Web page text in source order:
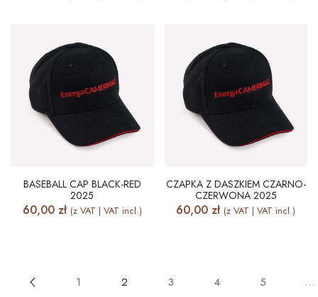
BASEBALL CAP BLACK-RED
2025
60,00 zł (z VAT | VAT incl.)
CZAPKA Z DASZKIEM CZARNO-
CZERWONA 2025
60,00zł (z VAT | VAT incl.)
1 2 3 4 5 …